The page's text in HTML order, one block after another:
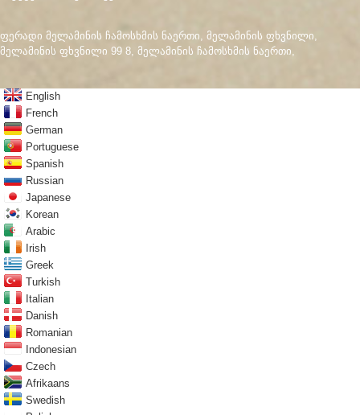
ფერადი მელამინის ჩამოსხმის ნაერთი, მელამინის ფხვნილი,
მელამინის ფხვნილი 99 8, მელამინის ჩამოსხმის ნაერთი,
English
French
German
Portuguese
Spanish
Russian
Japanese
Korean
Arabic
Irish
Greek
Turkish
Italian
Danish
Romanian
Indonesian
Czech
Afrikaans
Swedish